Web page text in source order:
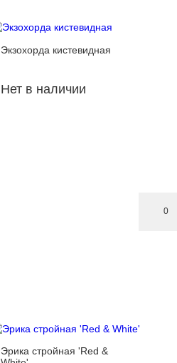
0
Экзохорда кистевидная
Нет в наличии
Эрика стройная 'Red &